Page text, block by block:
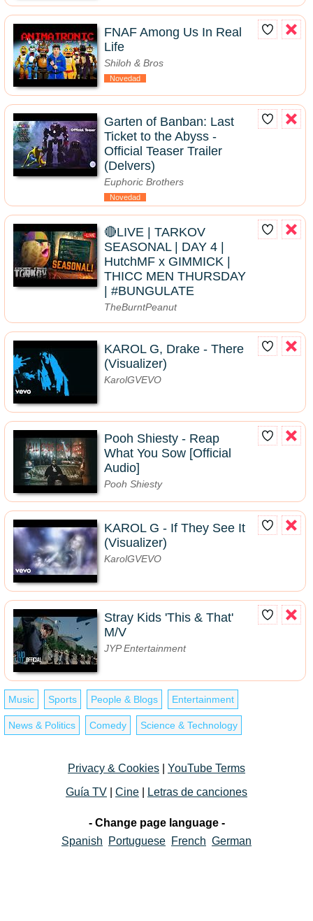
FNAF Among Us In Real
Life
Shiloh & Bros
Novedad
Garten of Banban: Last
Ticket to the Abyss -
Official Teaser Trailer
(Delvers)
Euphoric Brothers
Novedad
🔴LIVE | TARKOV
SEASONAL | DAY 4 |
HutchMF x GIMMICK |
THICC MEN THURSDAY
| #BUNGULATE
TheBurntPeanut
KAROL G, Drake - There
(Visualizer)
KarolGVEVO
Pooh Shiesty - Reap
What You Sow [Official
Audio]
Pooh Shiesty
KAROL G - If They See It
(Visualizer)
KarolGVEVO
Stray Kids 'This & That'
M/V
JYP Entertainment
Music Sports People & Blogs Entertainment
News & Politics Comedy Science & Technology
Privacy & Cookies
YouTube Terms
Guía TV
Cine Letras de canciones
- Change page language -
Spanish
Portuguese French German